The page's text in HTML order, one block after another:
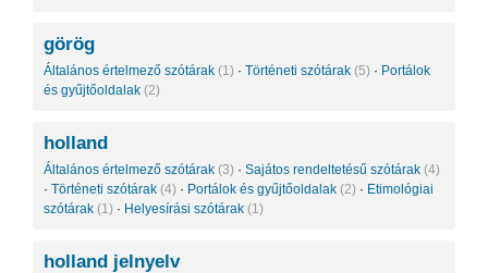
görög
Általános értelmező szótárak (1) · Történeti szótárak (5) · Portálok
és gyűjtőoldalak (2)
holland
Általános értelmező szótárak (3) · Sajátos rendeltetésű szótárak (4)
· Történeti szótárak (4) · Portálok és gyűjtőoldalak (2) · Etimológiai
szótárak (1) · Helyesírási szótárak (1)
holland jelnyelv